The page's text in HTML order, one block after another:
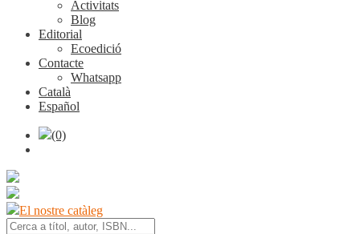
Activitats
Blog
Editorial
Ecoedició
Contacte
Whatsapp
Català
Español
(0)
El nostre catàleg